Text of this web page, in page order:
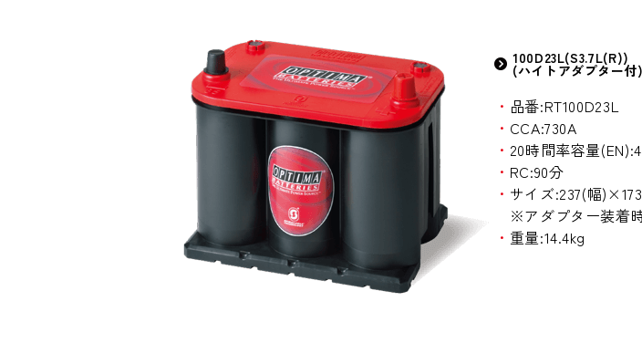
100D23L(S3.7L(R))
(ハイトアダプター付)
・ 品番:RT100D23L
・ CCA:730A
・ 20時間率容量
・ RC:90分
・ サイズ:237(幅
※アダプター装着
・ 重量:14.4kg